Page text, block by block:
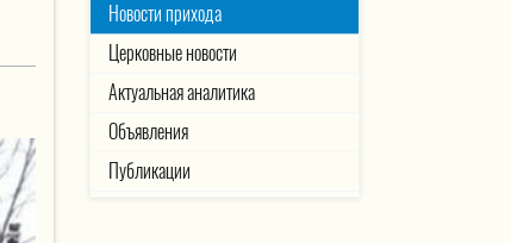
Новости прихода
Церковные новости
Актуальная аналитика
Объявления
Публикации